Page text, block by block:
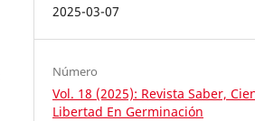
2025-03-07
Número
Vol. 18 (2025): Revista Saber,
Libertad En Germinación